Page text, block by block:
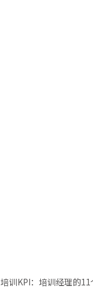
培训KPI：培训经理的